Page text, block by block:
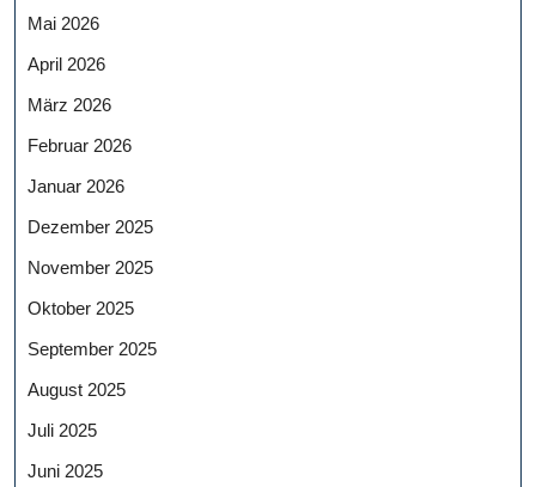
Mai 2026
April 2026
März 2026
Februar 2026
Januar 2026
Dezember 2025
November 2025
Oktober 2025
September 2025
August 2025
Juli 2025
Juni 2025